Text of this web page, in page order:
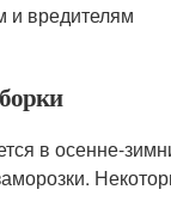
и вредителям
в осенне-